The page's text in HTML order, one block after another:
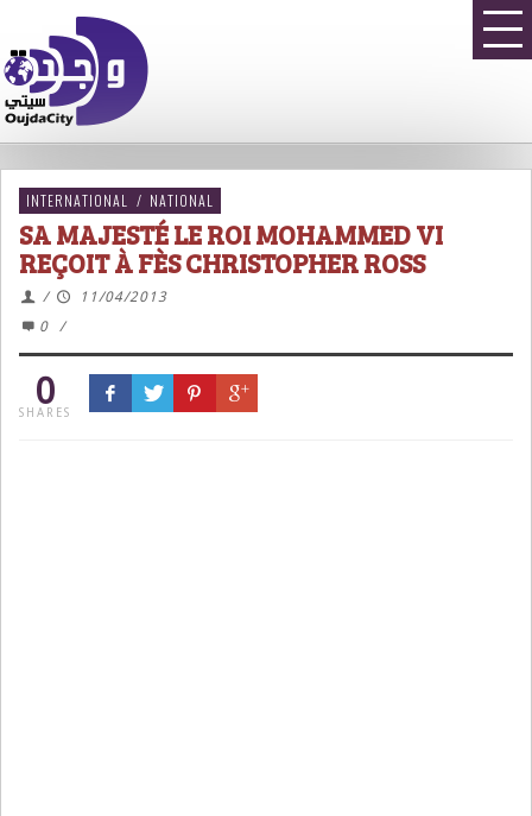
INTERNATIONAL / NATIONAL
SA MAJESTÉ LE ROI MOHAMMED VI
REÇOIT À FÈS CHRISTOPHER ROSS
/
11/04/2013
0
/
0
SHARES